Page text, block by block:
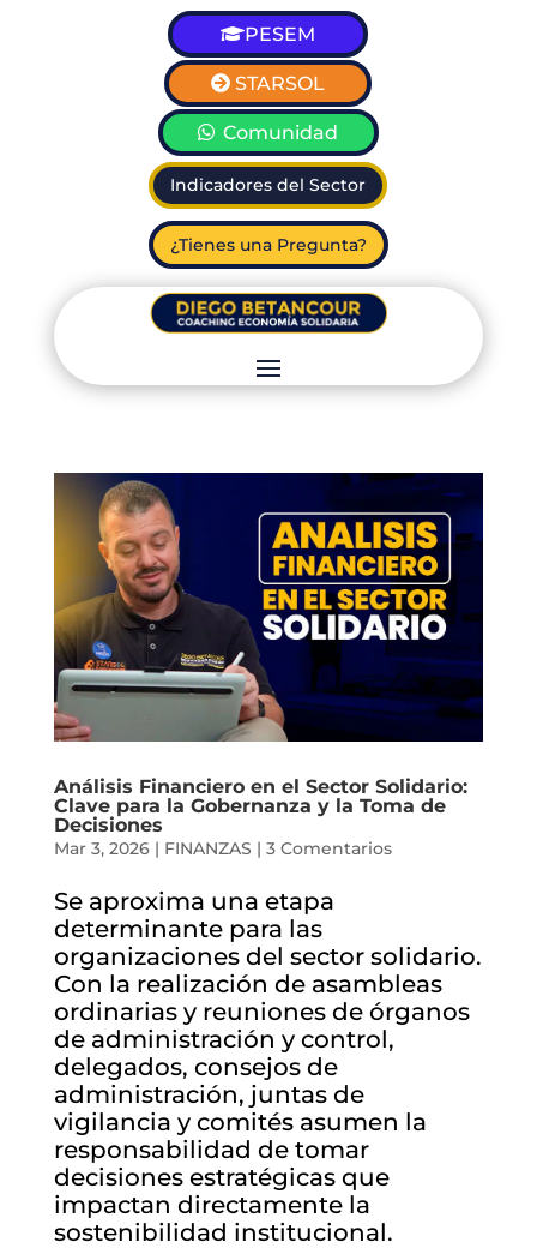
PESEM
STARSOL
Comunidad
Indicadores del Sector
¿Tienes una Pregunta?
Análisis Financiero en el Sector Solidario:
Clave para la Gobernanza y la Toma de
Decisiones
Mar 3, 2026| FINANZAS | 3 Comentarios
Se aproxima una etapa
determinante para las
organizaciones del sector solidario.
Con la realización de asambleas
ordinarias y reuniones de órganos
de administración y control,
delegados, consejos de
administración, juntas de
vigilancia y comités asumen la
responsabilidad de tomar
decisiones estratégicas que
impactan directamente la
sostenibilidad institucional.